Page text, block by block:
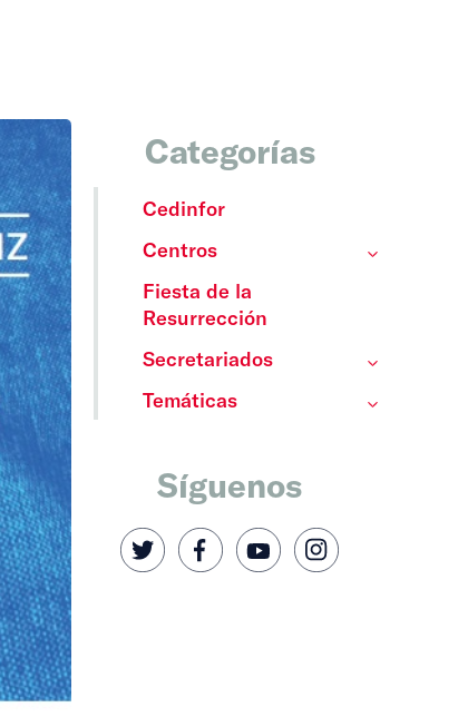
Categorías
Cedinfor
Centros
Fiesta de la
Resurrección
Secretariados
Temáticas
Síguenos